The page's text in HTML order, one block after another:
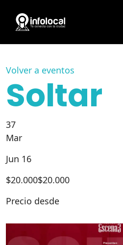
Volver a eventos
Soltar
37
Mar
Jun 16
$20.000$20.000
Precio desde